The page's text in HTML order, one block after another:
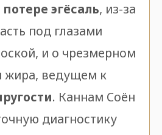
потере эгёсаль, из-за
под глазами
и о чрезмерном
жира, ведущем к
. Каннам Соён
диагностику